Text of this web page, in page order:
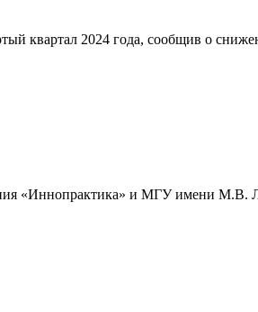
квартал 2024 года, сообщив о
«Иннопрактика» и МГУ имени М.В.